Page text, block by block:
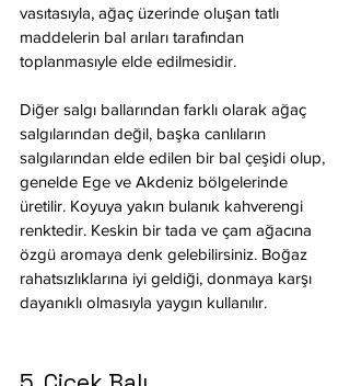
vasıtasıyla, ağaç üzerinde oluşan tatlı
maddelerin bal arıları tarafından
toplanmasıyle elde edilmesidir.
Diğer salgı ballarından farklı olarak ağaç
salgılarından değil, başka canlıların
salgılarından elde edilen bir bal çeşidi olup,
genelde Ege ve Akdeniz bölgelerinde
üretilir. Koyuya yakın bulanık kahverengi
renktedir. Keskin bir tada ve çam ağacına
özgü aromaya denk gelebilirsiniz. Boğaz
rahatsızlıklarına iyi geldiği, donmaya karşı
dayanıklı olmasıyla yaygın kullanılır.